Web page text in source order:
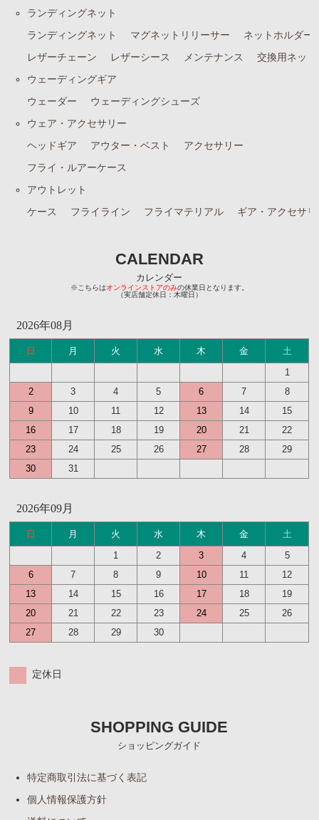
ランディングネット
ランディングネット
マグネットリリーサー
ネットホルダー
レザーチェーン
レザーシース メンテナンス
交換用ネット
ウェーディングギア
ウェーダー
ウェーディングシューズ
ウェア・アクセサリー
ヘッドギア
アウター・ベスト
アクセサリー
フライ・ルアーケース
アウトレット
ケース
フライライン フライマテリアル ギア・アクセサ
CALENDAR
カレンダー
※こちらはオンラインストアのみの休業日となります。
（実店舗定休日：木曜日）
2026年08月
日 月 火 水 木 金
土
1
2
3 4 5 6 7
8
9
10 11 12 13 14
15
16
17 18 19 20 21
22
23
24 25 26 27 28
29
30
31
2026年09月
日 月 火 水 木 金
土
1
2 3 4
5
6
7 8 9 10 11
12
13
14 15 16 17 18
19
20
21 22 23 24 25
26
27
28 29 30
定休日
SHOPPING GUIDE
ショッピングガイド
特定商取引法に基づく表記
個人情報保護方針